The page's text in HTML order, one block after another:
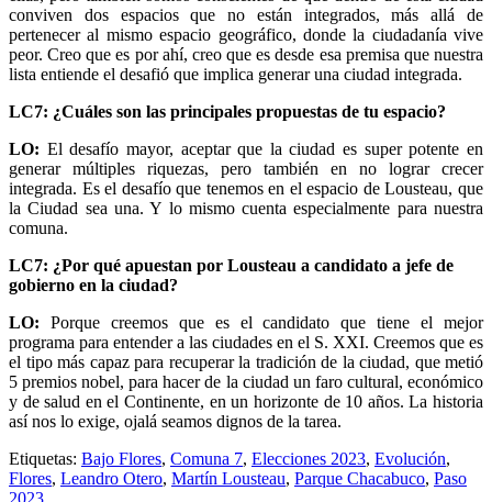
conviven dos espacios que no están integrados, más allá de
pertenecer al mismo espacio geográfico, donde la ciudadanía vive
peor. Creo que es por ahí, creo que es desde esa premisa que nuestra
lista entiende el desafió que implica generar una ciudad integrada.
LC7: ¿Cuáles son las principales propuestas de tu espacio?
LO: El desafío mayor, aceptar que la ciudad es super potente en
generar múltiples riquezas, pero también en no lograr crecer
integrada. Es el desafío que tenemos en el espacio de Lousteau, que
la Ciudad sea una. Y lo mismo cuenta especialmente para nuestra
comuna.
LC7: ¿Por qué apuestan por Lousteau a candidato a jefe de
gobierno en la ciudad?
LO: Porque creemos que es el candidato que tiene el mejor
programa para entender a las ciudades en el S. XXI. Creemos que es
el tipo más capaz para recuperar la tradición de la ciudad, que metió
5 premios nobel, para hacer de la ciudad un faro cultural, económico
y de salud en el Continente, en un horizonte de 10 años. La historia
así nos lo exige, ojalá seamos dignos de la tarea.
Etiquetas: Bajo Flores, Comuna 7, Elecciones 2023, Evolución,
Flores, Leandro Otero, Martín Lousteau, Parque Chacabuco, Paso
2023